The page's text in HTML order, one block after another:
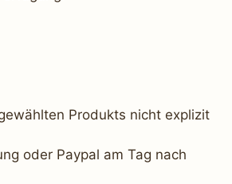
Produkts nicht explizit
oder Paypal am Tag nach